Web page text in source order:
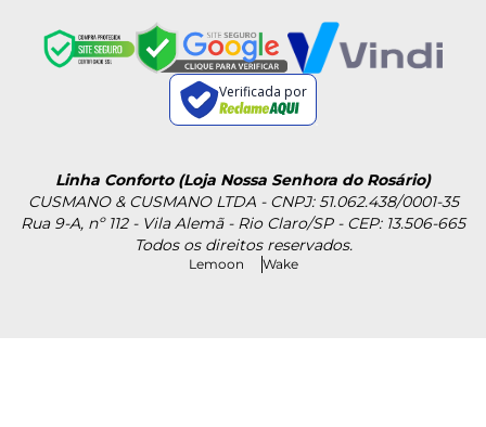
Verificada por
Linha Conforto (Loja Nossa Senhora do Rosário)
CUSMANO & CUSMANO LTDA - CNPJ: 51.062.438/0001-35
Rua 9-A, nº 112 - Vila Alemã - Rio Claro/SP - CEP: 13.506-665
Todos os direitos reservados.
Lemoon Wake